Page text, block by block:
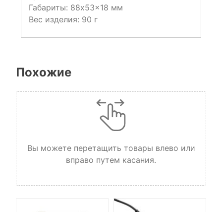
Габариты: 88x53x18 мм
Вес изделия: 90 г
Похожие
Вы можете перетащить товары влево или
вправо путем касания.